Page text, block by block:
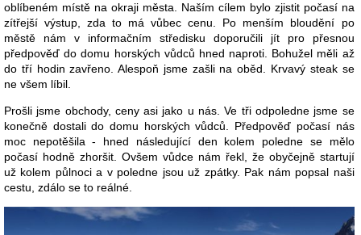
oblíbeném místě na okraji města. Naším cílem bylo zjistit počasí na
zítřejší výstup, zda to má vůbec cenu. Po menším bloudění po
městě nám v informačním středisku doporučili jít pro přesnou
předpověď do domu horských vůdců hned naproti. Bohužel měli až
do tří hodin zavřeno. Alespoň jsme zašli na oběd. Krvavý steak se
ne všem líbil.
Prošli jsme obchody, ceny asi jako u nás. Ve tři odpoledne jsme se
konečně dostali do domu horských vůdců. Předpověď počasí nás
moc nepotěšila - hned následující den kolem poledne se mělo
počasí hodně zhoršit. Ovšem vůdce nám řekl, že obyčejně startují
už kolem půlnoci a v poledne jsou už zpátky. Pak nám popsal naši
cestu, zdálo se to reálné.